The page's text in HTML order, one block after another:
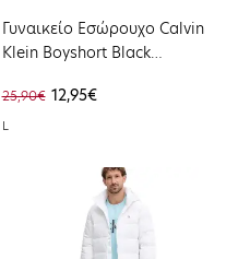
Γυναικείο Εσώρουχο Calvin
Klein Boyshort Black
25,90€ 12,95€
L